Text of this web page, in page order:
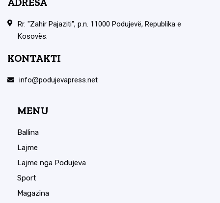
Rr. "Zahir Pajaziti", p.n. 11000 Podujevë, Republika e
Kosovës.
KONTAKTI
info@podujevapress.net
MENU
Ballina
Lajme
Lajme nga Podujeva
Sport
Magazina